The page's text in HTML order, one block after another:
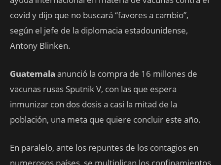
covid y dijo que no buscará “favores a cambio”,
según el jefe de la diplomacia estadounidense,
Antony Blinken.
Guatemala anunció la compra de 16 millones de
vacunas rusas Sputnik V, con las que espera
inmunizar con dos dosis a casi la mitad de la
población, una meta que quiere concluir este año.
En paralelo, ante los repuntes de los contagios en